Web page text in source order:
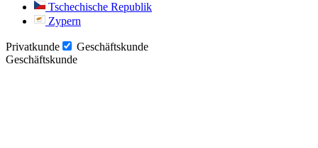
Tschechische Republik
Zypern
Privatkunde
Geschäftskunde
Geschäftskunde